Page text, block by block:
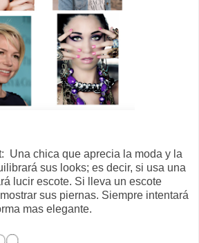
Una chica que aprecia la moda y la
sus looks; es decir, si usa una
lucir escote. Si lleva un escote
sus piernas. Siempre intentará
mas elegante.